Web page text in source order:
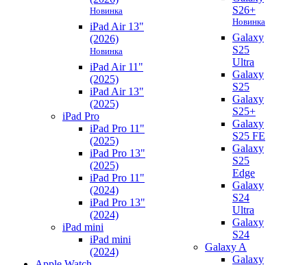
Новинка
iPad Air 13"
(2026)
Новинка
iPad Air 11"
(2025)
iPad Air 13"
(2025)
iPad Pro
iPad Pro 11"
(2025)
iPad Pro 13"
(2025)
iPad Pro 11"
(2024)
iPad Pro 13"
(2024)
iPad mini
iPad mini
(2024)
S26+
Новинка
Galaxy
S25
Ultra
Galaxy
S25
Galaxy
S25+
Galaxy
S25 FE
Galaxy
S25
Edge
Galaxy
S24
Ultra
Galaxy
S24
Galaxy A
Galaxy